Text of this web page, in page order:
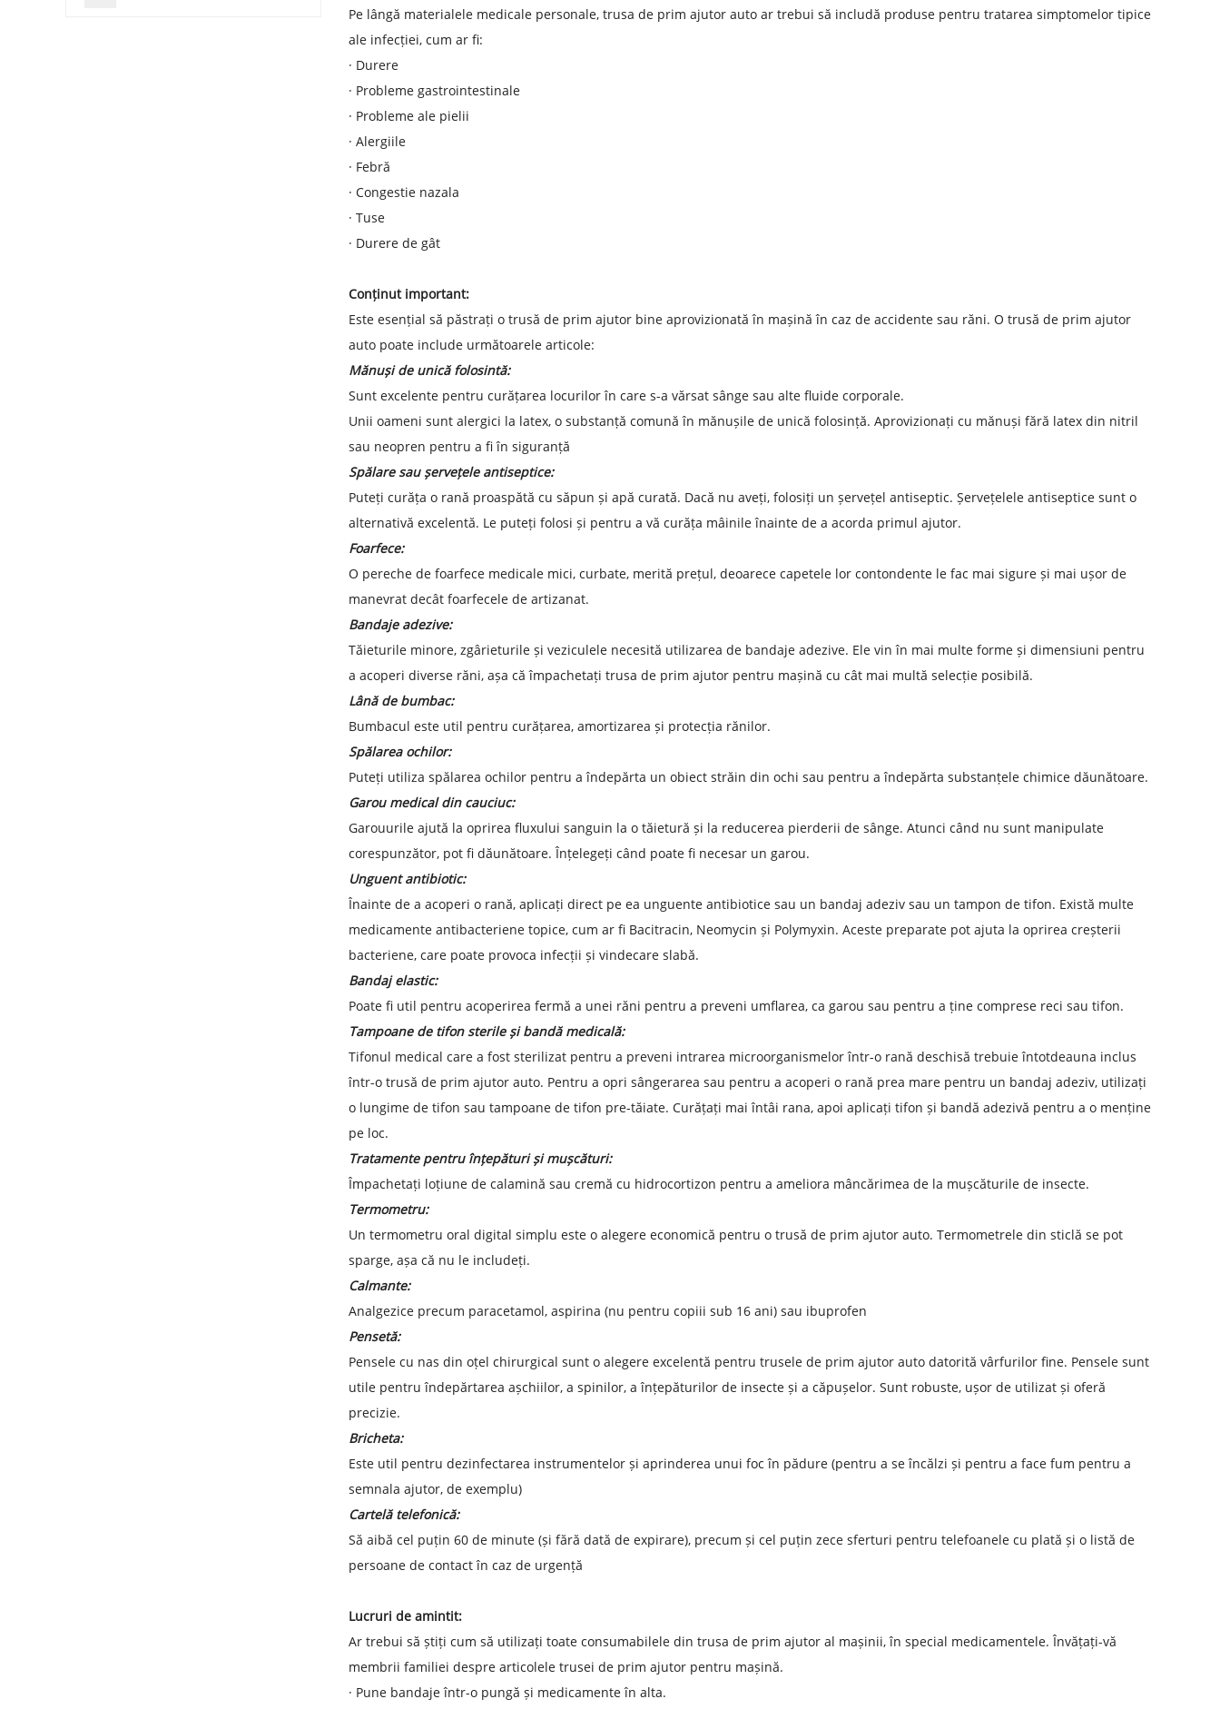
Pe lângă materialele medicale personale, trusa de prim ajutor auto ar trebui să includă produse pentru tratarea simptomelor tipice
ale infecției, cum ar fi:
· Durere
· Probleme gastrointestinale
· Probleme ale pielii
· Alergiile
· Febră
· Congestie nazala
· Tuse
· Durere de gât
Conținut important:
Este esențial să păstrați o trusă de prim ajutor bine aprovizionată în mașină în caz de accidente sau răni. O trusă de prim ajutor
auto poate include următoarele articole:
Mănuși de unică folosintă:
Sunt excelente pentru curățarea locurilor în care s-a vărsat sânge sau alte fluide corporale.
Unii oameni sunt alergici la latex, o substanță comună în mănușile de unică folosință. Aprovizionați cu mănuși fără latex din nitril
sau neopren pentru a fi în siguranță
Spălare sau șervețele antiseptice:
Puteți curăța o rană proaspătă cu săpun și apă curată. Dacă nu aveți, folosiți un șervețel antiseptic. Șervețelele antiseptice sunt o
alternativă excelentă. Le puteți folosi și pentru a vă curăța mâinile înainte de a acorda primul ajutor.
Foarfece:
O pereche de foarfece medicale mici, curbate, merită prețul, deoarece capetele lor contondente le fac mai sigure și mai ușor de
manevrat decât foarfecele de artizanat.
Bandaje adezive:
Tăieturile minore, zgârieturile și veziculele necesită utilizarea de bandaje adezive. Ele vin în mai multe forme și dimensiuni pentru
a acoperi diverse răni, așa că împachetați trusa de prim ajutor pentru mașină cu cât mai multă selecție posibilă.
Lână de bumbac:
Bumbacul este util pentru curățarea, amortizarea și protecția rănilor.
Spălarea ochilor:
Puteți utiliza spălarea ochilor pentru a îndepărta un obiect străin din ochi sau pentru a îndepărta substanțele chimice dăunătoare.
Garou medical din cauciuc:
Garouurile ajută la oprirea fluxului sanguin la o tăietură și la reducerea pierderii de sânge. Atunci când nu sunt manipulate
corespunzător, pot fi dăunătoare. Înțelegeți când poate fi necesar un garou.
Unguent antibiotic:
Înainte de a acoperi o rană, aplicați direct pe ea unguente antibiotice sau un bandaj adeziv sau un tampon de tifon. Există multe
medicamente antibacteriene topice, cum ar fi Bacitracin, Neomycin și Polymyxin. Aceste preparate pot ajuta la oprirea creșterii
bacteriene, care poate provoca infecții și vindecare slabă.
Bandaj elastic:
Poate fi util pentru acoperirea fermă a unei răni pentru a preveni umflarea, ca garou sau pentru a ține comprese reci sau tifon.
Tampoane de tifon sterile și bandă medicală:
Tifonul medical care a fost sterilizat pentru a preveni intrarea microorganismelor într-o rană deschisă trebuie întotdeauna inclus
într-o trusă de prim ajutor auto. Pentru a opri sângerarea sau pentru a acoperi o rană prea mare pentru un bandaj adeziv, utilizați
o lungime de tifon sau tampoane de tifon pre-tăiate. Curățați mai întâi rana, apoi aplicați tifon și bandă adezivă pentru a o menține
pe loc.
Tratamente pentru înțepături și mușcături:
Împachetați loțiune de calamină sau cremă cu hidrocortizon pentru a ameliora mâncărimea de la mușcăturile de insecte.
Termometru:
Un termometru oral digital simplu este o alegere economică pentru o trusă de prim ajutor auto. Termometrele din sticlă se pot
sparge, așa că nu le includeți.
Calmante:
Analgezice precum paracetamol, aspirina (nu pentru copiii sub 16 ani) sau ibuprofen
Pensetă:
Pensele cu nas din oțel chirurgical sunt o alegere excelentă pentru trusele de prim ajutor auto datorită vârfurilor fine. Pensele sunt
utile pentru îndepărtarea așchiilor, a spinilor, a înțepăturilor de insecte și a căpușelor. Sunt robuste, ușor de utilizat și oferă
precizie.
Bricheta:
Este util pentru dezinfectarea instrumentelor și aprinderea unui foc în pădure (pentru a se încălzi și pentru a face fum pentru a
semnala ajutor, de exemplu)
Cartelă telefonică:
Să aibă cel puțin 60 de minute (și fără dată de expirare), precum și cel puțin zece sferturi pentru telefoanele cu plată și o listă de
persoane de contact în caz de urgență
Lucruri de amintit:
Ar trebui să știți cum să utilizați toate consumabilele din trusa de prim ajutor al mașinii, în special medicamentele. Învățați-vă
membrii familiei despre articolele trusei de prim ajutor pentru mașină.
· Pune bandaje într-o pungă și medicamente în alta.